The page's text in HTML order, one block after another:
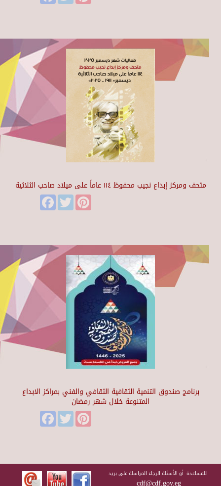
متحف ومركز إبداع نجيب محفوظ ١١٤ عاماً على ميلاد صاحب الثلاثية
FacebookTwitter
برنامج صندوق التنمية الثقافية الثقافي والفني بمراكز الابداع
المتنوعة خلال شهر رمضان
FacebookTwitter
للمساعدة أو الأسئلة الرجاء المراسلة على بريد